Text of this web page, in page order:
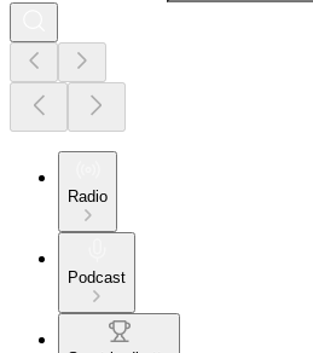
Radio
Podcast